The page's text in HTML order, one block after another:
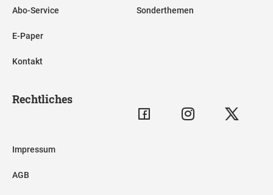
Abo-Service
E-Paper
Kontakt
Sonderthemen
Rechtliches
Impressum
AGB